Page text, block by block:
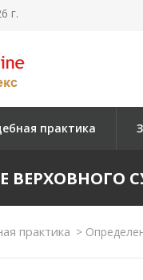
г.
практика
практика >